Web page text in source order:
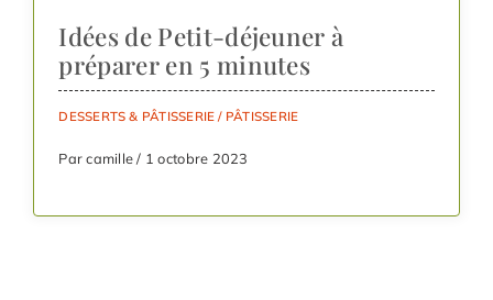
Idées de Petit-déjeuner à
préparer en 5 minutes
DESSERTS & PÂTISSERIE / PÂTISSERIE
Par camille / 1 octobre 2023